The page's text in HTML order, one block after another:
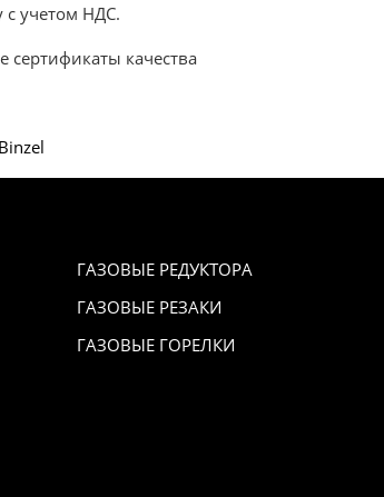
с учетом НДС.
сертификаты качества
Binzel
ГАЗОВЫЕ РЕДУКТОРА
ГАЗОВЫЕ РЕЗАКИ
ГАЗОВЫЕ ГОРЕЛКИ